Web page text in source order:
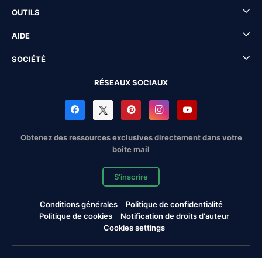
OUTILS
AIDE
SOCIÉTÉ
RÉSEAUX SOCIAUX
Obtenez des ressources exclusives directement dans votre
boîte mail
S'inscrire
Conditions générales
Politique de confidentialité
Politique de cookies
Notification de droits d'auteur
Cookies settings